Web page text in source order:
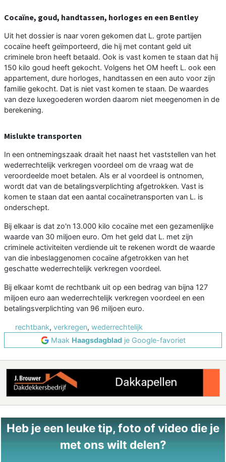
Cocaïne, goud, handtassen, horloges en een Bentley
Uit het dossier is naar voren gekomen dat L. grote partijen
cocaïne heeft geïmporteerd, die hij met contant geld uit
criminele bron heeft betaald. Ook is vast komen te staan dat hij
150 kilo goud heeft gekocht. Volgens het OM heeft L. ook een
appartement, dure horloges, handtassen en een auto voor zijn
familie gekocht. Dat is niet vast komen te staan. De waardes
van deze luxegoederen worden daarom niet meegenomen in de
berekening.
Mislukte transporten
In een ontnemingszaak draait het naast het vaststellen van het
wederrechtelijk verkregen voordeel om de vraag wat de
veroordeelde moet betalen. Als er al voordeel is ontnomen,
wordt dat van de betalingsverplichting afgetrokken. Vast is
komen te staan dat een aantal cocaïnetransporten van L. is
onderschept.
Bij elkaar is dat zo'n 13.000 kilo cocaïne met een gezamenlijke
waarde van 30 miljoen euro. Om het geld dat L. met zijn
criminele activiteiten verdiende uit te rekenen wordt de waarde
van die inbeslaggenomen cocaïne afgetrokken van het
geschatte wederrechtelijk verkregen voordeel.
Bij elkaar komt de rechtbank uit op een bedrag van bijna 127
miljoen euro aan wederrechtelijk verkregen voordeel en een
betalingsverplichting van 96 miljoen euro.
rechtbank, verkregen, wederrechtelijk
Maak Haagsdagbladje Google-favoriet
Heb je een leuke tip, foto of video die je
met ons wilt delen?